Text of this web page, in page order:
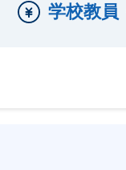
学校教員